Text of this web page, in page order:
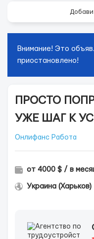
Внимание! Это
приостановлено!
ПРОСТО
УЖЕ ШАГ К
Онлифанс Работа
от 4000 $ / в
Украина (Харьков)